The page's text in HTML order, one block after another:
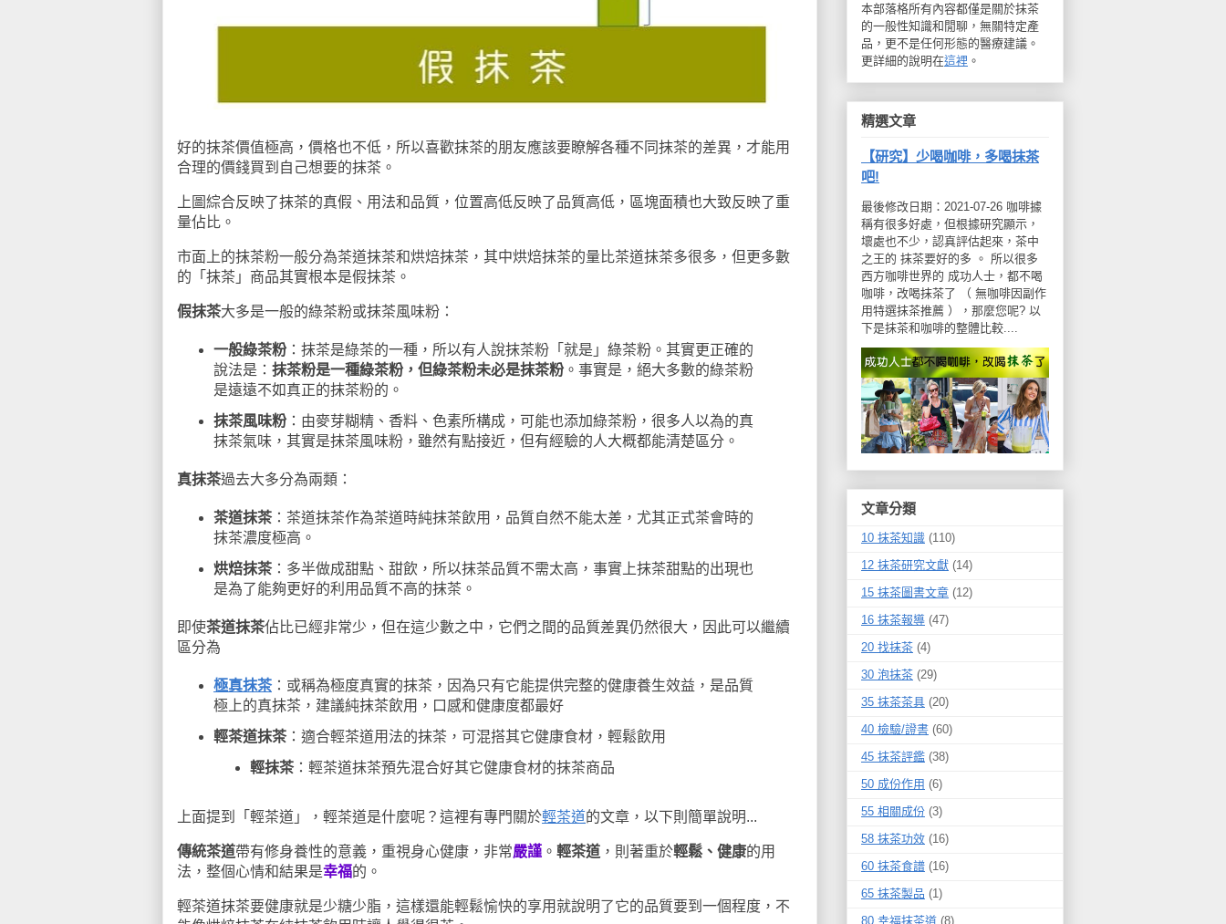
好的抹茶價值極高，價格也不低，所以喜歡抹茶的朋友應該要瞭解各種不同抹茶的差異，才能用
合理的價錢買到自己想要的抹茶。
上圖綜合反映了抹茶的真假、用法和品質，位置高低反映了品質高低，區塊面積也大致反映了重
量佔比。
市面上的抹茶粉一般分為茶道抹茶和烘焙抹茶，其中烘焙抹茶的量比茶道抹茶多很多，但更多數
的「抹茶」商品其實根本是假抹茶。
假抹茶大多是一般的綠茶粉或抹茶風味粉：
一般綠茶粉：抹茶是綠茶的一種，所以有人說抹茶粉「就是」綠茶粉。其實更正確的
說法是： 抹茶粉是一種綠茶粉，但綠茶粉未必是抹茶粉。事實是，絕大多數的綠茶粉
是遠遠不如真正的抹茶粉的。
抹茶風味粉：由麥芽糊精、香料、色素所構成，可能也添加綠茶粉，很多人以為的真
抹茶氣味，其實是抹茶風味粉，雖然有點接近，但有經驗的人大概都能清楚區分。
真抹茶過去大多分為兩類：
茶道抹茶 ：茶道抹茶作為茶道時純抹茶飲用，品質自然不能太差，尤其正式茶會時的
抹茶濃度極高。
烘焙抹茶 ：多半做成甜點、甜飲，所以抹茶品質不需太高，事實上抹茶甜點的出現也
是為了能夠更好的利用品質不高的抹茶。
即使茶道抹茶佔比已經非常少，但在這少數之中，它們之間的品質差異仍然很大，因此可以繼續
區分為
極真抹茶：或稱為極度真實的抹茶，因為只有它能提供完整的健康養生效益，是品質
極上的真抹茶，建議純抹茶飲用，口感和健康度都最好
輕茶道抹茶 ：適合輕茶道用法的抹茶，可混搭其它健康食材，輕鬆飲用
輕抹茶 ：輕茶道抹茶預先混合好其它健康食材的抹茶商品
上面提到「輕茶道」，輕茶道是什麼呢？這裡有專門關於輕茶道的文章，以下則簡單說明...
傳統茶道帶有修身養性的意義，重視身心健康，非常嚴謹 。 輕茶道 ，則著重於輕鬆、健康的用
法，整個心情和結果是幸福的。
輕茶道抹茶要健康就是少糖少脂，這樣還能輕鬆愉快的享用就說明了它的品質要到一個程度，不
本部落格所有內容都僅是關於抹茶
的一般性知識和閒聊，無關特定產
品，更不是任何形態的醫療建議。
更詳細的說明在這裡 。
精選文章
【研究】少喝咖啡，多喝抹茶
吧!
最後修改日期：2021-07-26 咖啡據
稱有很多好處，但根據研究顯示，
壞處也不少，認真評估起來，茶中
之王的 抹茶要好的多 。 所以很多
西方咖啡世界的 成功人士，都不喝
咖啡，改喝抹茶了 （ 無咖啡因副作
用特選抹茶推薦 ），那麼您呢? 以
下是抹茶和咖啡的整體比較....
文章分類
10 抹茶知識 (110)
12 抹茶研究文獻 (14)
15 抹茶圖書文章 (12)
16 抹茶報導 (47)
20 找抹茶 (4)
30 泡抹茶 (29)
35 抹茶茶具 (20)
40 檢驗/證書 (60)
45 抹茶評鑑 (38)
50 成份作用 (6)
55 相關成份 (3)
58 抹茶功效 (16)
60 抹茶食譜 (16)
65 抹茶製品 (1)
80 幸福抹茶道 (8)